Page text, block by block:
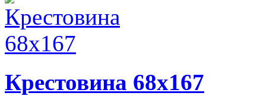
Крестовина 68x167